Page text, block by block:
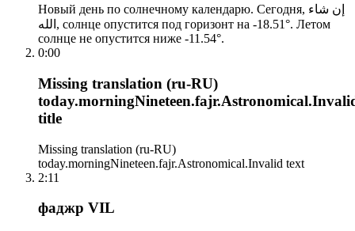
Новый день по солнечному календарю. Сегодня, إن شاء
الله, солнце опустится под горизонт на -18.51°. Летом
солнце не опустится ниже -11.54°.
0:00
Missing translation (ru-RU)
title
Missing translation (ru-RU)
today.morningNineteen.fajr.Astronomical.Invalid text
2:11
фаджр VIL